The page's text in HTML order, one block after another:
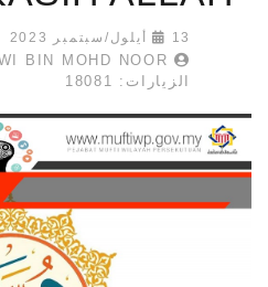
13 أيلول/سبتمبر 2023
MOHD SHAIRAWI BIN MOHD NOOR
الزيارات: 18081